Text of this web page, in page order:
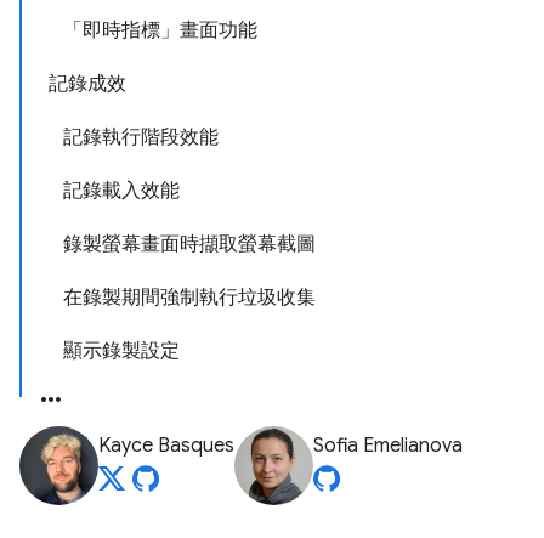
「即時指標」畫面功能
記錄成效
記錄執行階段效能
記錄載入效能
錄製螢幕畫面時擷取螢幕截圖
在錄製期間強制執行垃圾收集
顯示錄製設定
Kayce Basques Sofia Emelianova